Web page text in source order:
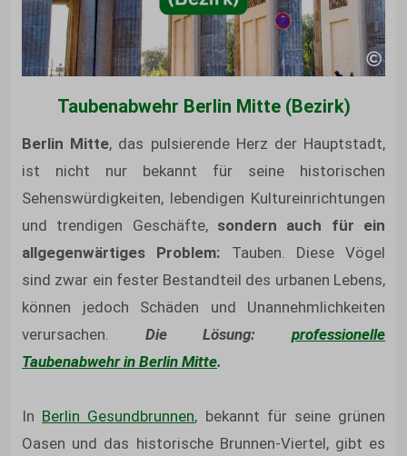
Taubenabwehr Berlin Mitte (Bezirk)
Berlin Mitte, das pulsierende Herz der Hauptstadt,
ist nicht nur bekannt für seine historischen
Sehenswürdigkeiten, lebendigen Kultureinrichtungen
und trendigen Geschäfte, sondern auch für ein
allgegenwärtiges Problem: Tauben. Diese Vögel
sind zwar ein fester Bestandteil des urbanen Lebens,
können jedoch Schäden und Unannehmlichkeiten
verursachen. Die Lösung:professionelle
Taubenabwehr in Berlin Mitte.
In Berlin Gesundbrunnen, bekannt für seine grünen
Oasen und das historische Brunnen-Viertel, gibt es